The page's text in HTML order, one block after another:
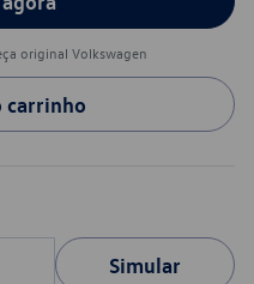
original Volkswagen
carrinho
Simular